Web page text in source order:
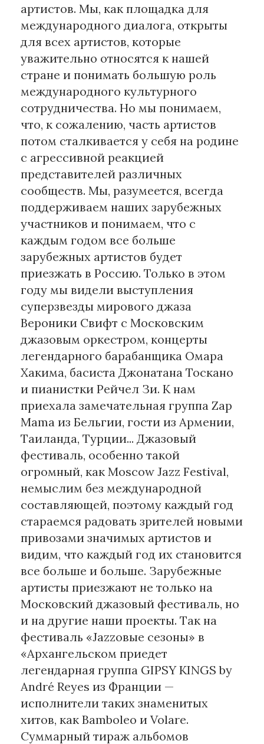
артистов. Мы, как площадка для
международного диалога, открыты
для всех артистов, которые
уважительно относятся к нашей
стране и понимать большую роль
международного культурного
сотрудничества. Но мы понимаем,
что, к сожалению, часть артистов
потом сталкивается у себя на родине
с агрессивной реакцией
представителей различных
сообществ. Мы, разумеется, всегда
поддерживаем наших зарубежных
участников и понимаем, что с
каждым годом все больше
зарубежных артистов будет
приезжать в Россию. Только в этом
году мы видели выступления
суперзвезды мирового джаза
Вероники Свифт с Московским
джазовым оркестром, концерты
легендарного барабанщика Омара
Хакима, басиста Джонатана Тоскано
и пианистки Рейчел Зи. К нам
приехала замечательная группа Zap
Mama из Бельгии, гости из Армении,
Таиланда, Турции... Джазовый
фестиваль, особенно такой
огромный, как Moscow Jazz Festival,
немыслим без международной
составляющей, поэтому каждый год
стараемся радовать зрителей новыми
привозами значимых артистов и
видим, что каждый год их становится
все больше и больше. Зарубежные
артисты приезжают не только на
Московский джазовый фестиваль, но
и на другие наши проекты. Так на
фестиваль «Jazzовые сезоны» в
«Архангельском приедет
легендарная группа GIPSY KINGS by
André Reyes из Франции —
исполнители таких знаменитых
хитов, как Bamboleo и Volare.
Суммарный тираж альбомов